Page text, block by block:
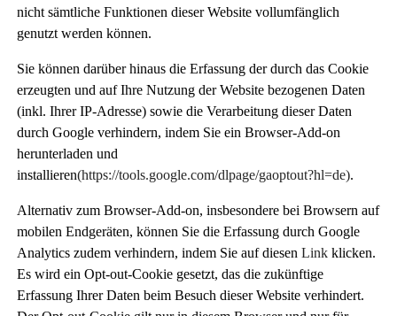
nicht sämtliche Funktionen dieser Website vollumfänglich
genutzt werden können.
Sie können darüber hinaus die Erfassung der durch das Cookie
erzeugten und auf Ihre Nutzung der Website bezogenen Daten
(inkl. Ihrer IP-Adresse) sowie die Verarbeitung dieser Daten
durch Google verhindern, indem Sie einBrowser-Add-on
herunterladen und
installieren(https://tools.google.com/dlpage/gaoptout?hl=de).
Alternativ zum Browser-Add-on, insbesondere bei Browsern auf
mobilen Endgeräten, können Sie die Erfassung durch Google
Analytics zudem verhindern, indem Sie auf diesenLink klicken.
Es wird ein Opt-out-Cookie gesetzt, das die zukünftige
Erfassung Ihrer Daten beim Besuch dieser Website verhindert.